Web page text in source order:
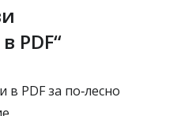
PDF“
PDF за по‑лесно